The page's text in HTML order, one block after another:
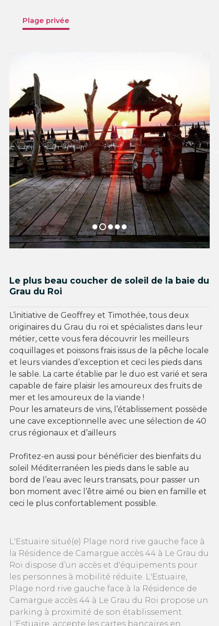
Plage privée
Le plus beau coucher de soleil de la baie du
Grau du Roi
L’initiative de Geoffrey et Timothée, tous deux
originaires du Grau du roi et spécialistes dans leur
métier, cette vous fera découvrir les meilleurs
coquillages et poissons frais issus de la pêche locale
et leurs viandes d’exception et ceci les pieds dans
le sable. La carte établie par le duo est varié et sera
capable de faire plaisir les amoureux des fruits de
mer et les amoureux de la viande !
Pour les amateurs de vins, l’établissement possède
une cave exceptionnelle avec une sélection de 40
crus régionaux et d’ailleurs
Profitez-en aussi pour bénéficier des bienfaits du
soleil Méditerranéen les pieds dans le sable au
bord de l’eau avec leurs transats, pour passer un
bon moment avec l’être aimé ou bien en famille et
ceci le plus confortablement possible.
L'Estuaire situé(e) Plage nord rive gauche face à
la Résidence de Camargue accès 44 à Le Grau du
Roi dispose d’un accès et d'équipements pour
les personnes à mobilité réduite. L'Estuaire,
Plage nord rive gauche face à la Résidence de
Camargue accès 44 à Le Grau du Roi propose un
parking à proximité de son établissement.
L'Estuaire, accepte les cartes bancaires en